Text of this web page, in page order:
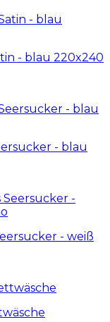
- blau 220x240
- blau
- weiß